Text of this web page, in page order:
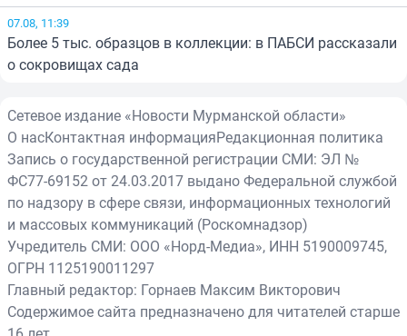
07.08, 11:39
Более 5 тыс. образцов в коллекции: в ПАБСИ рассказали
о сокровищах сада
Сетевое издание «Новости Мурманской области»
О насКонтактная информацияРедакционная политика
Запись о государственной регистрации СМИ: ЭЛ №
ФС77-69152 от 24.03.2017 выдано Федеральной службой
по надзору в сфере связи, информационных технологий
и массовых коммуникаций (Роскомнадзор)
Учредитель СМИ: ООО «Норд-Медиа», ИНН 5190009745,
ОГРН 1125190011297
Главный редактор: Горнаев Максим Викторович
Содержимое сайта предназначено для читателей старше